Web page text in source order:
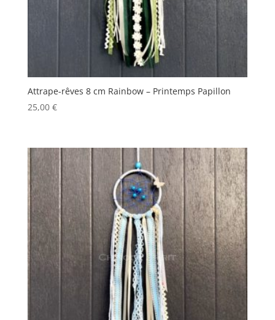
Attrape-rêves 8 cm Rainbow – Printemps Papillon
25,00 €